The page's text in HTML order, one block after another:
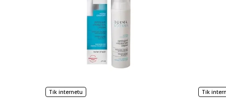
Tik internetu Tik